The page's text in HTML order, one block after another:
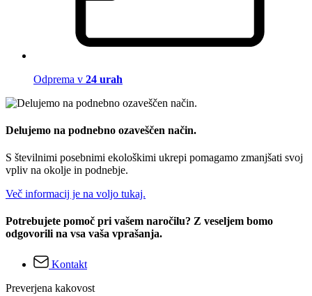
Odprema v 24 urah
Delujemo na podnebno ozaveščen način.
S številnimi posebnimi ekološkimi ukrepi pomagamo zmanjšati svoj
vpliv na okolje in podnebje.
Več informacij je na voljo tukaj.
Potrebujete pomoč pri vašem naročilu? Z veseljem bomo
odgovorili na vsa vaša vprašanja.
Kontakt
Preverjena kakovost